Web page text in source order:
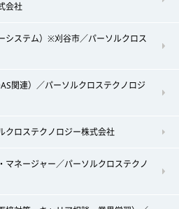
会社
システム）※刈谷市／パーソルクロス
関連）／パーソルクロステクノロジ
クロステクノロジー株式会社
マネージャー／パーソルクロステクノ